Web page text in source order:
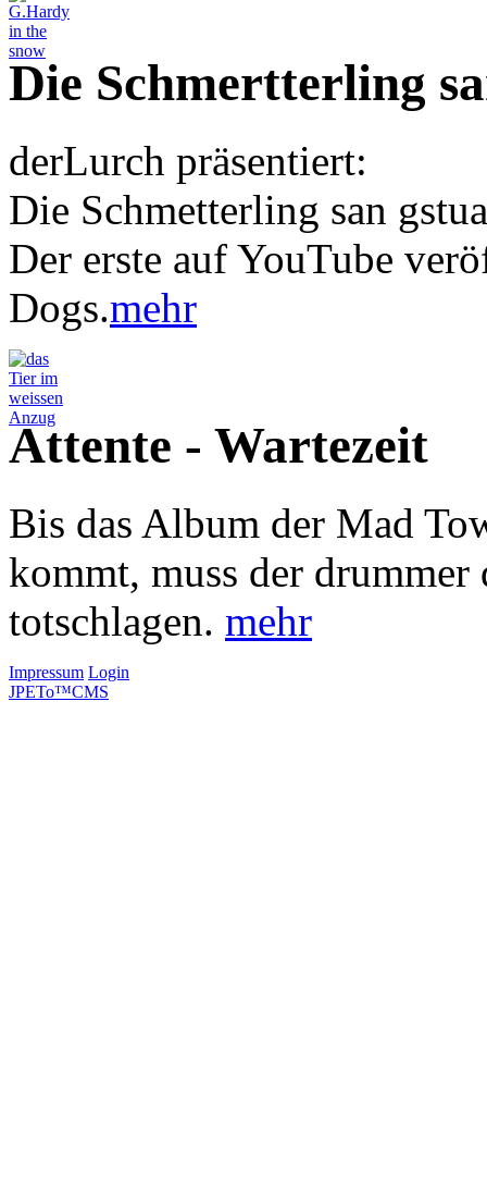
Die Schmertterling
derLurch präsentiert:
Die Schmetterling san
Der erste auf YouTube
Dogs.mehr
Attente - Wartezeit
Bis das Album der Mad
kommt, muss der
totschlagen. mehr
Impressum Login
JPETo™CMS